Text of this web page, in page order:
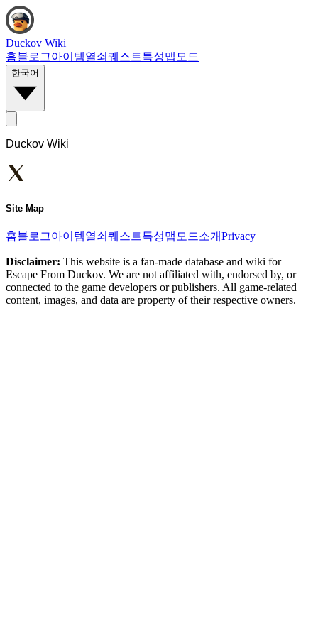
Duckov Wiki
홈블로그아이템열쇠 퀘스트특성맵 모드
한국어
Duckov Wiki
Site Map
홈블로그아이템열쇠 퀘스트특성맵 모드소개Privacy
Disclaimer: This website is a fan-made database and wiki for
Escape From Duckov. We are not affiliated with, endorsed by, or
connected to the game developers or publishers. All game-related
content, images, and data are property of their respective owners.